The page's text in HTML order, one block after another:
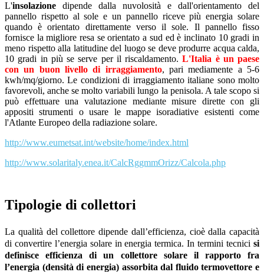
L'insolazione dipende dalla nuvolosità e dall'orientamento del
pannello rispetto al sole e un pannello riceve più energia solare
quando è orientato direttamente verso il sole. Il pannello fisso
fornisce la migliore resa se orientato a sud ed è inclinato 10 gradi in
meno rispetto alla latitudine del luogo se deve produrre acqua calda,
10 gradi in più se serve per il riscaldamento.L'Italia è un paese
con un buon livello di irraggiamento, pari mediamente a 5-6
kwh/mq/giorno. Le condizioni di irraggiamento italiane sono molto
favorevoli, anche se molto variabili lungo la penisola. A tale scopo si
può effettuare una valutazione mediante misure dirette con gli
appositi strumenti o usare le mappe isoradiative esistenti come
l'Atlante Europeo della radiazione solare.
http://www.eumetsat.int/website/home/index.html
http://www.solaritaly.enea.it/CalcRggmmOrizz/Calcola.php
Tipologie di collettori
La qualità del collettore dipende dall’efficienza, cioè dalla capacità
di convertire l’energia solare in energia termica. In termini tecnici si
definisce efficienza di un collettore solare il rapporto fra
l’energia (densità di energia) assorbita dal fluido termovettore e